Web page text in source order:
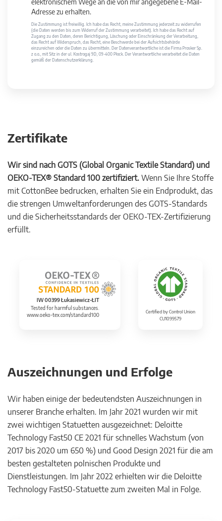
elektronischem Wege an die von mir angegebene E-Mail-
Adresse zu erhalten.
Die Zustimmung ist freiwillig. Ich habe das Recht, meine Zustimmung jederzeit zu widerrufen
(die Daten werden bis zum Widerruf der Zustimmung verarbeitet). Ich habe das Recht auf
Zugang zu den Daten, deren Berichtigung, Löschung oder Einschränkung der Verarbeitung,
das Recht auf Widerspruch, das Recht, eine Beschwerde bei der Aufsichtsbehörde
einzureichen oder die Daten zu übermitteln. Der Datenverantwortliche ist die Firma Prosker Sp.
z o.o., mit Sitz in der ul. Kostrogaj 9D, 09-400 Płock. Der Verantwortliche verarbeitet die Daten
gemäß der Datenschutzerklärung.
Zertifikate
Wir sind nach GOTS (Global Organic Textile Standard) und
OEKO-TEX® Standard 100 zertifiziert. Wenn Sie Ihre Stoffe
mit CottonBee bedrucken, erhalten Sie ein Endprodukt, das
die strengen Umweltanforderungen des GOTS-Standards
und die Sicherheitsstandards der OEKO-TEX-Zertifizierung
erfüllt.
IW 00399 Łukasiewicz-ŁIT
Tested for harmful substances.
www.oeko-tex.com/standard100
Certified by Control Union
CU1099579
Auszeichnungen und Erfolge
Wir haben einige der bedeutendsten Auszeichnungen in
unserer Branche erhalten. Im Jahr 2021 wurden wir mit
zwei wichtigen Statuetten ausgezeichnet: Deloitte
Technology Fast50 CE 2021 für schnelles Wachstum (von
2017 bis 2020 um 650 %) und Good Design 2021 für die am
besten gestalteten polnischen Produkte und
Dienstleistungen. Im Jahr 2022 erhielten wir die Deloitte
Technology Fast50-Statuette zum zweiten Mal in Folge.